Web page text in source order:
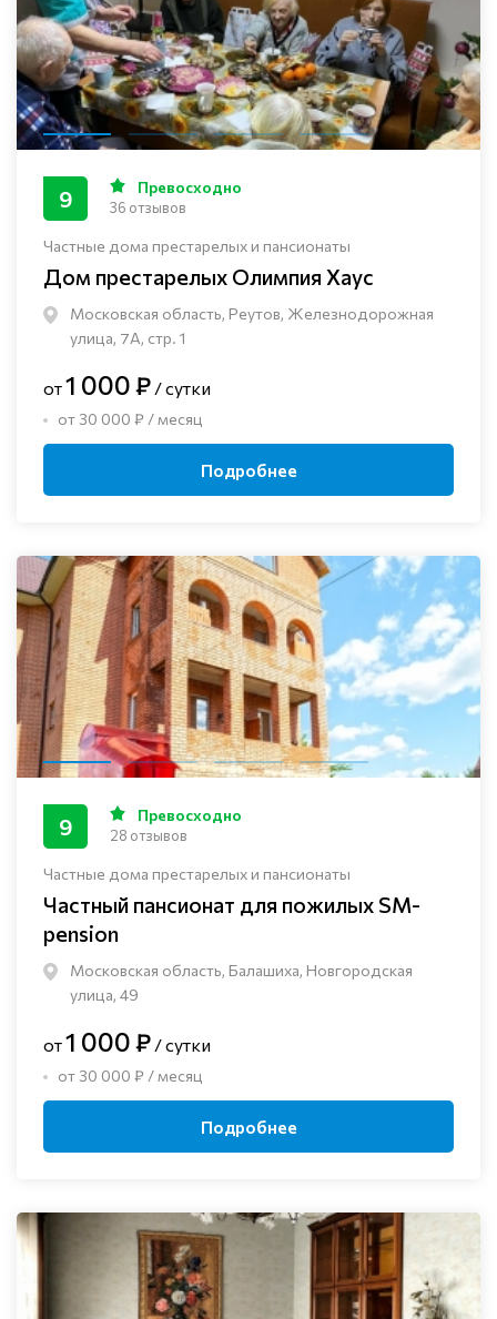
Частные дома престарелых и пансионаты
Дом престарелых Олимпия Хаус
Московская область, Реутов, Железнодорожная
улица, 7А, стр. 1
9 Превосходно
36 отзывов
от1 000 ₽ / сутки
от 30 000 ₽ / месяц
Подробнее
Частные дома престарелых и пансионаты
Частный пансионат для пожилых SM-
pension
Московская область, Балашиха, Новгородская
улица, 49
9 Превосходно
28 отзывов
от1 000 ₽ / сутки
от 30 000 ₽ / месяц
Подробнее